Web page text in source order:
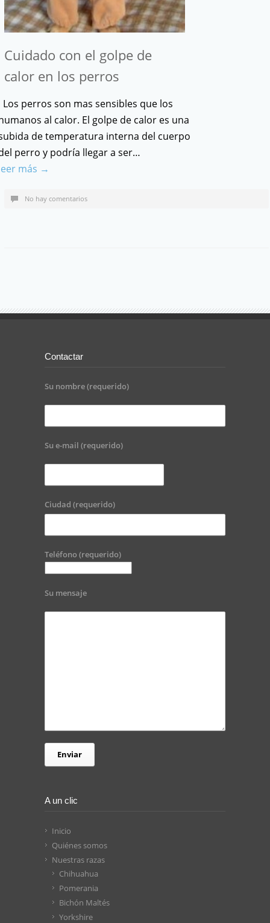
Cuidado con el golpe de
calor en los perros
perros son mas sensibles que los
al calor. El golpe de calor es una
de temperatura interna del cuerpo
perro y podría llegar a ser…
más →
No hay comentarios
Contactar
Su nombre (requerido)
Su e-mail (requerido)
Ciudad (requerido)
Teléfono (requerido)
Su mensaje
A un clic
Inicio
Quiénes somos
Nuestras razas
Chihuahua
Pomerania
Bichón Maltés
Yorkshire